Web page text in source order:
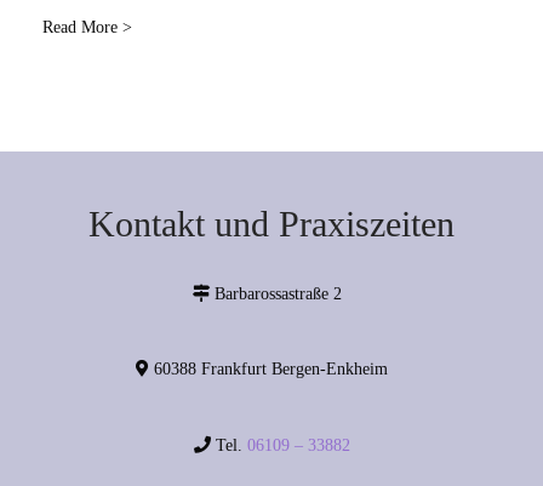
Read More >
Kontakt und Praxiszeiten
Barbarossastraße 2
60388 Frankfurt Bergen-Enkheim
Tel. 06109 – 33882